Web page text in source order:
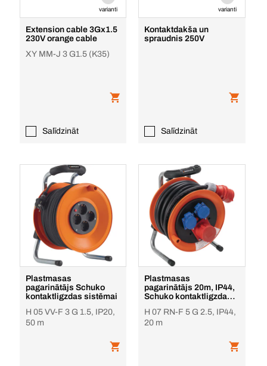
varianti
Extension cable 3Gx1.5
230V orange cable
XY MM-J 3 G1.5 (K35)
Salīdzināt
varianti
Kontaktdakša un
spraudnis 250V
Salīdzināt
Plastmasas
pagarinātājs Schuko
kontaktligzdas sistēmai
H 05 VV-F 3 G 1.5, IP20,
50 m
Plastmasas
pagarinātājs 20m, IP44,
Schuko kontaktligzdas
H 07 RN-F 5 G 2.5, IP44,
20 m